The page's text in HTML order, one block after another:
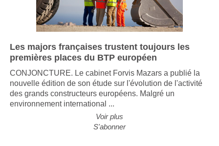
Les majors françaises trustent toujours les
premières places du BTP européen
CONJONCTURE. Le cabinet Forvis Mazars a publié la
nouvelle édition de son étude sur l'évolution de l'activité
des grands constructeurs européens. Malgré un
Voir plus